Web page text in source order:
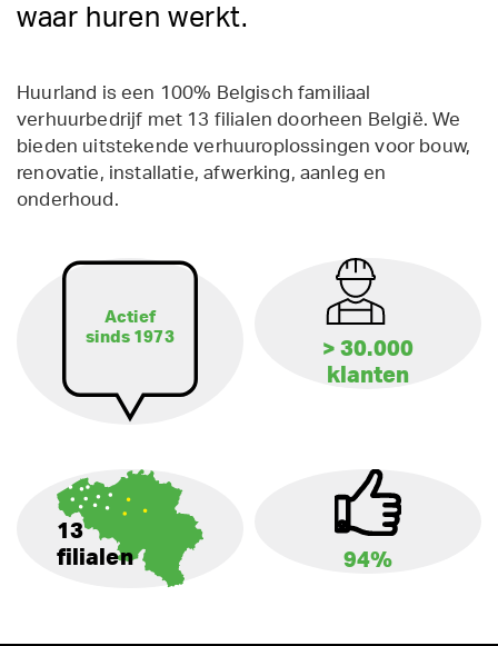
waar huren werkt.
Huurland is een 100% Belgisch familiaal
verhuurbedrijf met 13 filialen doorheen België. We
bieden uitstekende verhuuroplossingen voor bouw,
renovatie, installatie, afwerking, aanleg en
onderhoud.
Actief
sinds 1973
> 30.000
klanten
13
filialen
94%